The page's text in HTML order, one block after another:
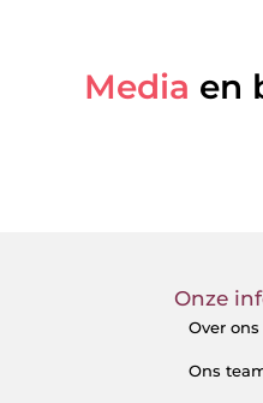
Media en
Onze
Over ons
Ons